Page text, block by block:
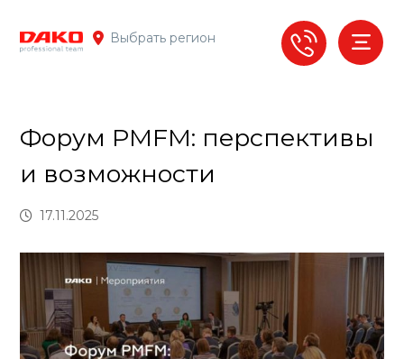
Выбрать регион
Форум PMFM: перспективы
и возможности
17.11.2025